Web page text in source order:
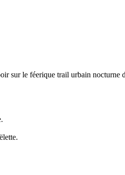
sur le féerique trail urbain nocturne